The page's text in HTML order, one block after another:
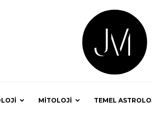
MİTOLOJİ TEMEL